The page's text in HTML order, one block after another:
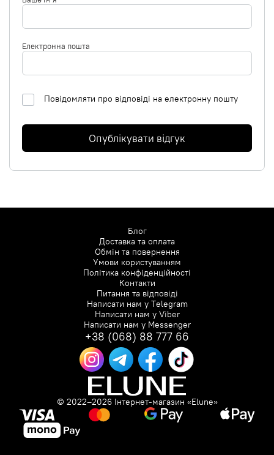
Електронна пошта
Повідомляти про відповіді на електронну пошту
Опублікувати відгук
© 2022–2026 Інтернет-магазин «Elune»
Блог
Доставка та оплата
Обмін та повернення
Умови користуванням
Політика конфіденційності
Контакти
Питання та відповіді
Написати нам уTelegram
Написати нам уViber
Написати нам уMessenger
+38 (068) 88 777 66